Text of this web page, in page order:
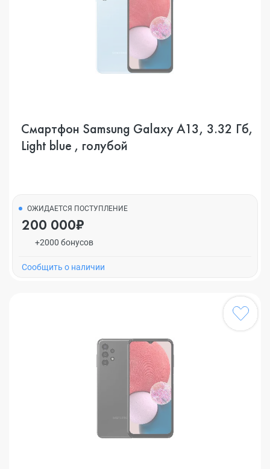
Смартфон Samsung Galaxy A13, 3.32 Гб,
Light blue , голубой
ОЖИДАЕТСЯ ПОСТУПЛЕНИЕ
200 000₽
+2000 бонусов
Cообщить о наличии